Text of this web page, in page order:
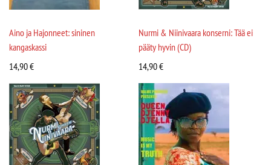
Aino ja Hajonneet: sininen
kangaskassi
14,90€
Nurmi & Niinivaara konserni: Tää ei
pääty hyvin (CD)
14,90€